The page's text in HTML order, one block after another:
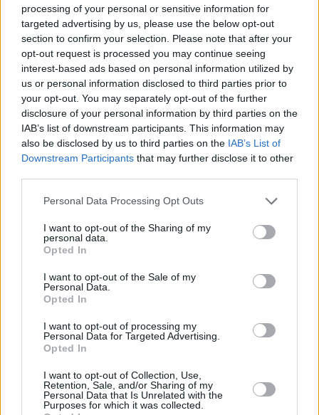
processing of your personal or sensitive information for
targeted advertising by us, please use the below opt-out
section to confirm your selection. Please note that after your
opt-out request is processed you may continue seeing
interest-based ads based on personal information utilized by
us or personal information disclosed to third parties prior to
your opt-out. You may separately opt-out of the further
disclosure of your personal information by third parties on the
IAB’s list of downstream participants. This information may
also be disclosed by us to third parties on the IAB’s List of
Downstream Participants that may further disclose it to other
Personal Data Processing Opt Outs
I want to opt-out of the Sharing of my
personal data.
Opted In
I want to opt-out of the Sale of my
Personal Data.
Opted In
I want to opt-out of processing my
Personal Data for Targeted Advertising.
Opted In
I want to opt-out of Collection, Use,
Retention, Sale, and/or Sharing of my
Personal Data that Is Unrelated with the
Purposes for which it was collected.
"Ως ΝΙΚΗ καταγγέλλουμε ότι ο τρόπος διαχείρισης
κυβέρνηση Μητσοτάκη υπήρξε ο χειρότερος δυνατός
αφού δεν εξαφανίζεται όταν αλλάζει χέρια ή όταν